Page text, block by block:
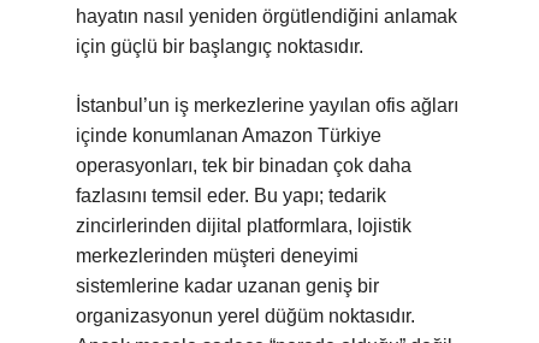
hayatın nasıl yeniden örgütlendiğini anlamak
için güçlü bir başlangıç noktasıdır.
İstanbul’un iş merkezlerine yayılan ofis ağları
içinde konumlanan Amazon Türkiye
operasyonları, tek bir binadan çok daha
fazlasını temsil eder. Bu yapı; tedarik
zincirlerinden dijital platformlara, lojistik
merkezlerinden müşteri deneyimi
sistemlerine kadar uzanan geniş bir
organizasyonun yerel düğüm noktasıdır.